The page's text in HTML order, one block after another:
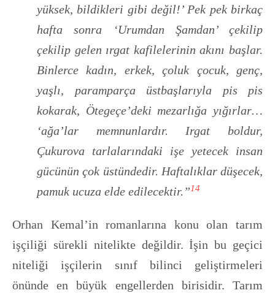
yüksek, bildikleri gibi değil!’ Pek pek birkaç
hafta sonra ‘Urumdan Şamdan’ çekilip
çekilip gelen ırgat kafilelerinin akını başlar.
Binlerce kadın, erkek, çoluk çocuk, genç,
yaşlı, paramparça üstbaşlarıyla pis pis
kokarak, Ötegeçe’deki mezarlığa yığırlar…
‘ağa’lar memnunlardır. Irgat boldur,
Çukurova tarlalarındaki işe yetecek insan
gücünün çok üstündedir. Haftalıklar düşecek,
pamuk ucuza elde edilecektir.”14
Orhan Kemal’in romanlarına konu olan tarım
işçiliği sürekli nitelikte değildir. İşin bu geçici
niteliği işçilerin sınıf bilinci geliştirmeleri
önünde en büyük engellerden birisidir. Tarım